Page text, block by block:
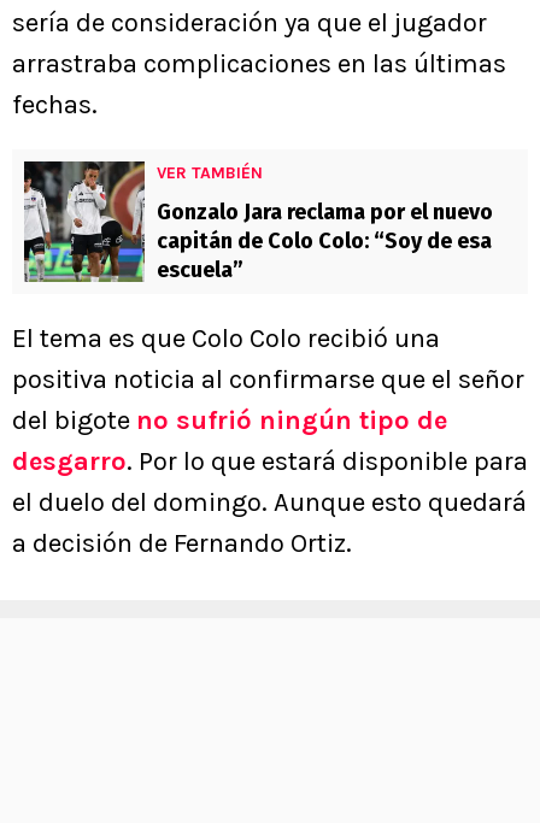
sería de consideración ya que el jugador
arrastraba complicaciones en las últimas
fechas.
VER TAMBIÉN
Gonzalo Jara reclama por el nuevo
capitán de Colo Colo: “Soy de esa
escuela”
El tema es que Colo Colo recibió una
positiva noticia al confirmarse que el señor
del bigote no sufrió ningún tipo de
desgarro. Por lo que estará disponible para
el duelo del domingo. Aunque esto quedará
a decisión de Fernando Ortiz.